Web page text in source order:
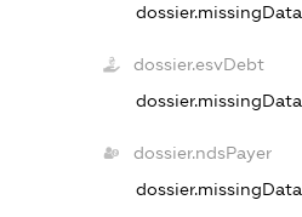
dossier.missingData
dossier.esvDebt
dossier.missingData
dossier.ndsPayer
dossier.missingData